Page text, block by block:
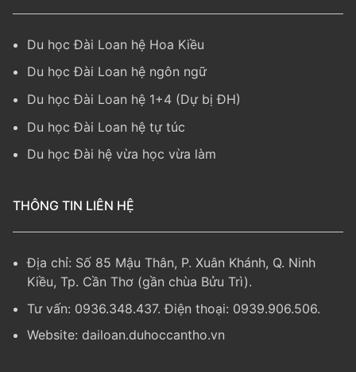
Du học Đài Loan hệ Hoa Kiều
Du học Đài Loan hệ ngôn ngữ
Du học Đài Loan hệ 1+4 (Dự bị ĐH)
Du học Đài Loan hệ tự túc
Du học Đài hệ vừa học vừa làm
THÔNG TIN LIÊN HỆ
Địa chỉ: Số 85 Mậu Thân, P. Xuân Khánh, Q. Ninh
Kiều, Tp. Cần Thơ (gần chùa Bửu Trì).
Tư vấn: 0936.348.437. Điện thoại: 0939.906.506.
Website: dailoan.duhoccantho.vn